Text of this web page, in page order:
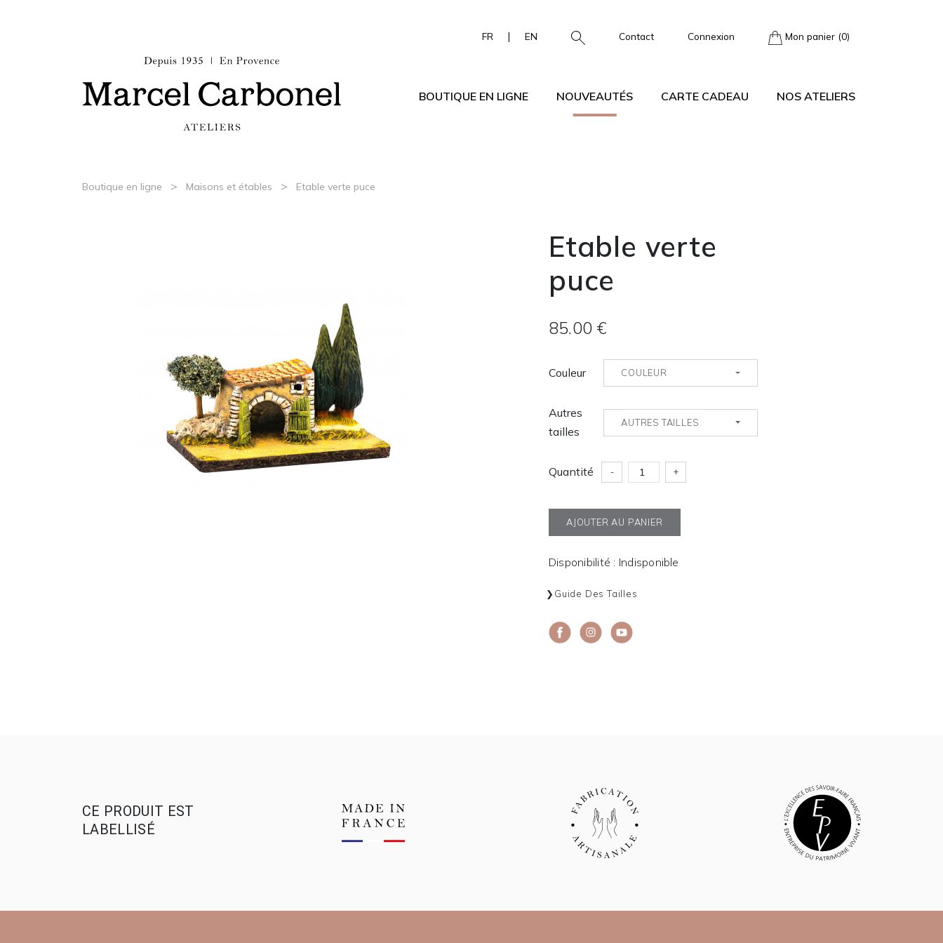
FR | EN Contact Connexion Mon panier (0)
BOUTIQUE EN LIGNE NOUVEAUTÉS CARTE CADEAU NOS ATELIERS
Boutique en ligne > Maisons et étables > Etable verte puce
Etable verte
puce
85.00 €
Couleur COULEUR
Autres
tailles
AUTRES TAILLES
Quantité - +
AJOUTER AU PANIER
Disponibilité : Indisponible
Guide Des Tailles
CE PRODUIT EST
LABELLISÉ